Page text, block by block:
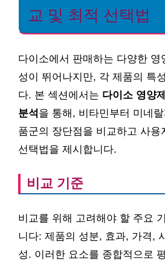
교 및 최적 선택법
다이소에서 판매하는 다양한 영
성이 뛰어나지만, 각 제품의 특
다. 본 섹션에서는 다이소 영양
분석을 통해, 비타민부터 미네
품군의 장단점을 비교하고 사용
선택법을 제시합니다.
비교 기준
비교를 위해 고려해야 할 주요
니다: 제품의 성분, 효과, 가격,
성. 이러한 요소를 종합적으로